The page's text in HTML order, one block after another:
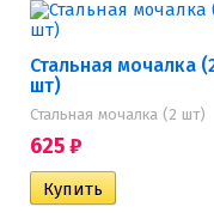
Стальная мочалка
шт)
Стальная мочалка (2 шт)
625₽